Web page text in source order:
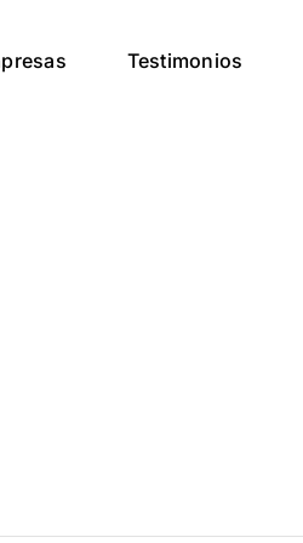
Testimonios